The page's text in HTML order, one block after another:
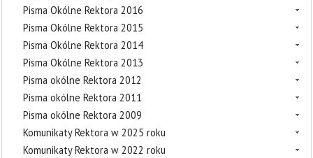
Pisma Okólne Rektora 2016
Pisma Okólne Rektora 2015
Pisma Okólne Rektora 2014
Pisma Okólne Rektora 2013
Pisma okólne Rektora 2012
Pisma okólne Rektora 2011
Pisma okólne Rektora 2009
Komunikaty Rektora w 2025 roku
Komunikaty Rektora w 2022 roku